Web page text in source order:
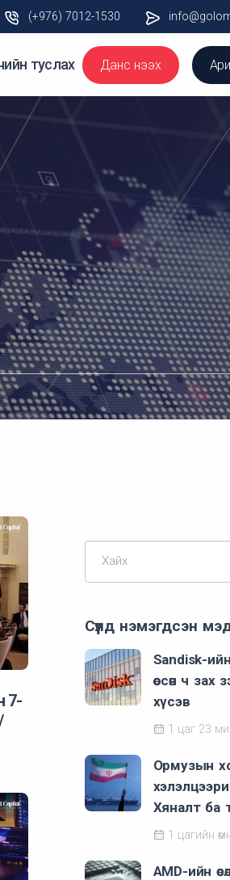
(+976) 7012-1530
туслах Данс нээх
7-
Хайх
Сүүлд нэмэгдсэн
Sandisk-
өссөн ч зах
хүсэв
1 цаг 23
Ормузын
Хяналт ба
1 цагийн
AMD-ийн